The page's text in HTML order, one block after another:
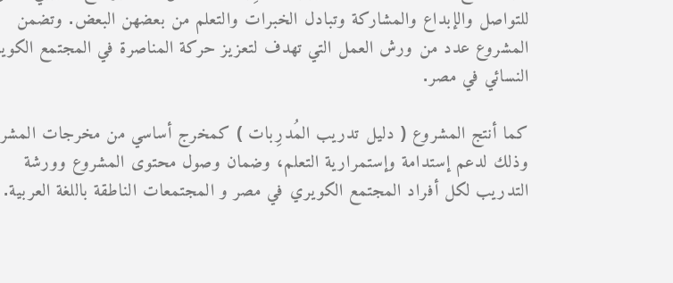
للتواصل والإبداع والمشاركة وتبادل الخبرات والتعلم من بعضهن البعض. وتضمن
المشروع عدد من ورش العمل التي تهدف لتعزيز حركة المناصرة في المجتمع
النسائي في مصر.‏
كما أنتج المشروع ( دليل تدريب المُدرِبات ) كمخرج أساسي من مخرجات
وذلك لدعم إستدامة وإستمرارية التعلم، وضمان وصول محتوى المشروع وورشة
التدريب لكل أفراد المجتمع الكويري في مصر و المجتمعات الناطقة باللغة العربية.‏